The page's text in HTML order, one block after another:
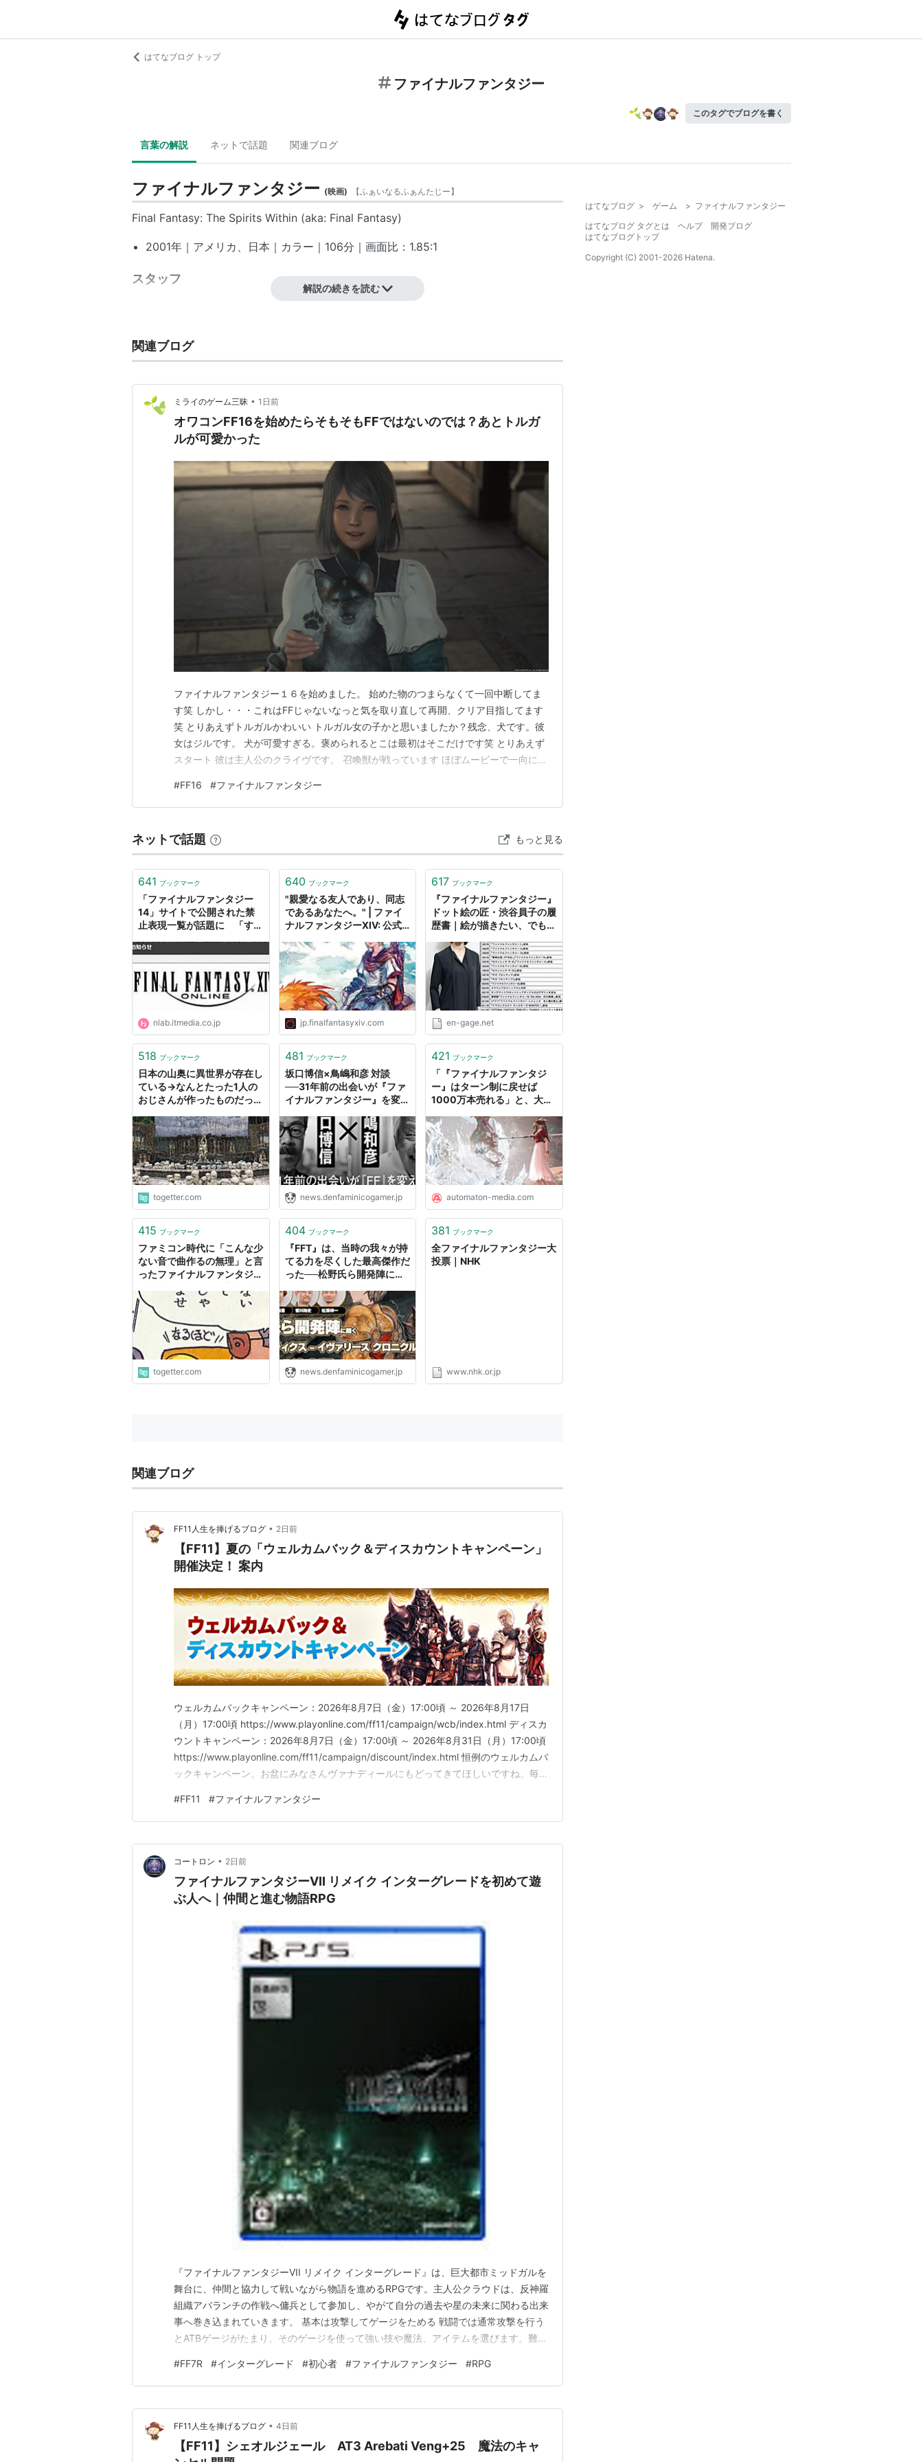
はてなブログ トップ
ファイナルファンタジー
このタグでブログを書く
言葉の解説 ネットで話題 関連ブログ
ファイナルファンタジー (映画) 【ふぁいなるふぁんたじー】
Final Fantasy: The Spirits Within (aka: Final Fantasy)
2001年｜アメリカ、日本｜カラー｜106分｜画面比：1.85:1
スタッフ
脚本：アル・ライナート
音楽：エリオット・ゴールデンサール
キャスト
ミン・ナ
アレック・ボールドウィン
ジェームズ・ウッズ
スティーヴ・ブシェーミ
2065年、人類は謎の地球外生命体ファントムの侵入を受け、滅亡寸前となっていた。
武力に頼ってのファントム制圧を狙う軍部に対し、科学者アキは他の方法でないと撃退
できないと考えていた。アキは自分が繰り返し見る夢にヒントがあると思っていた
人気ゲーム『ファイナルファンタジー』生みの親である坂口博信自身が、脚本と監督を
手掛けた大作フルCGアニメ。製作元スクウェアはハワイにスタジオを新設し、当時と
しては最新鋭の技術を注ぎ込んだが、映画の興行的な失敗により会社は痛手を受け、坂
口自身も退社することになってしまう。
ファイナルファンタジー
ゲーム性もさることながら、グラフィック面・サウンド面でもクオリティが高く、これ
近年のシリーズでは、壮大で美麗なフル3DCGで世界や登場人物が描写されている。
また、天野喜孝がイメージイラストを描くことでも知られる。
VII〜X、XIIIについては野村哲也がメインイラストを担当している。
ファイナルファンタジーの略称について
今日では、ファイナルファンタジーは「ファイファン」ではなく「FF」と略すのが一般
的である。
キーワード「FF」も参照のこと。
シリーズ作品一覧
ファミリーコンピュータ
Final Fantasy I (FFI,FF1)
Final Fantasy II (FFII, FF2)
Final Fantasy III (FFIII, FF3)
Final Fantasy I・II
スーパーファミコン
Final Fantasy IV (FFIV, FF4)
Final Fantasy V (FFV, FF5)
Final Fantasy VI (FFVI, FF6)
ファイナルファンタジーUSA ミスティッククエスト
プレイステーション
Final Fantasy VII (FFVII, FF7)
Final Fantasy VIII (FFVIII, FF8)
プレイステーション2
FINAL FANTASY X-2 (FFX-2, FF10-2)
FINAL FANTASY XI (FFXI, FF11) …… MMORPG
FINAL FANTASY XI ジラートの幻影(拡張パック1)
FINAL FANTASY XI アトルガンの秘宝(拡張パック3)
FINAL FANTASY XI アルタナの神兵(拡張パック4)
Final Fantasy XII (FFXII, FF12)
DIRGE OF CERBERUS -FINAL FANTASY VII-
DCFFVII,DCFF7)
FINAL FANTASY XIII (FFXIII, FF13)
FINAL FANTASY XIV(FFXIV,FF14)
FINAL FANTASY XIII-2(FFXIII-2, FF13-2)
FINAL FANTASY Versus XIII
FINAL FANTASY (FFI,FF1) (発売元：マイクロキャビン)
ゲームボーイアドバンス
FINAL FANTASY VI ADVANCE
FINAL FANTASY CRYSTAL CHRONICLES(FFCC)
FINAL FANTASY III
FINAL FANTASY XII REVENANT WINGS ( FFXIIRW , FF12RW )
FINAL FANTASY CRYSTAL CHRONICLES Ring of Fates(FFCC RoF,FFCCRoF)
FINAL FANTASY TACTICS A2 封穴のグリモア(FFTA2)
FINAL FANTASY CRYSTAL CHRONICLES Echoes of Time( FFCC EoT ,FFCCEoT
光の4戦士 -ファイナルファンタジー外伝-
FINAL FANTASY I Anniversary Edition
FINAL FANTASY II Anniversary Edition
解説の続きを読む
関連ブログ
ミライのゲーム三昧 • 1日前
オワコンFF16を始めたらそもそもFFではないのでは？あとトルガ
ルが可愛かった
ファイナルファンタジー１６を始めました。 始めた物のつまらなくて一回中断してま
す笑 しかし・・・これはFFじゃないなっと気を取り直して再開、クリア目指してます
笑 とりあえずトルガルかわいい トルガル女の子かと思いましたか？残念、犬です。彼
女はジルです。 犬が可愛すぎる。褒められるとこは最初はそこだけです笑 とりあえず
スタート 彼は主人公のクライヴです。 召喚獣が戦っています ほぼムービーで一向にゲ
そして話はクライヴの過去。ロザリア王国。 彼はロザリアの国主の子息にあたりま
す。 チュートリアル戦闘開始。マードック将…
#FF16 #ファイナルファンタジー
ネットで話題 もっと見る
641 ブックマーク
「ファイナルファンタジー
14」サイトで公開された禁
止表現一覧が話題に 「すば
い」と称賛集まる（1/2） |
ねとらぼ
nlab.itmedia.co.jp
640 ブックマーク
"親愛なる友人であり、同志
であるあなたへ。" | ファイ
ナルファンタジーXIV: 公式
jp.finalfantasyxiv.com
617 ブックマーク
『ファイナルファンタジー』
ドット絵の匠・渋谷員子の履
歴書｜絵が描きたい、でも、
ガイド
en-gage.net
518 ブックマーク
日本の山奥に異世界が存在し
ている→なんとたった1人の
おじさんが作ったものだっ
ァイナルファンタジー感すご
い」
togetter.com
481 ブックマーク
坂口博信×鳥嶋和彦 対談
──31年前の出会いが『ファ
イナルファンタジー』を変
生み出し、そして『ファンタ
ジアン』という名の遺言が完
成した
news.denfaminicogamer.jp
421 ブックマーク
「『ファイナルファンタジ
ー』はターン制に戻せば
1000万本売れる」と、大ヒ
ート3』開発者がつぶやき議
論白熱。そう単純ではなさそ
う - AUTOMATON
automaton-media.com
415 ブックマーク
ファミコン時代に「こんな少
ない音で曲作るの無理」と言
ったファイナルファンタジー
しが強者すぎた
togetter.com
404 ブックマーク
『FFT』は、当時の我々が持
てる力を尽くした最高傑作だ
った──松野氏ら開発陣に聞
ータクティクス - イヴァリー
ス クロニクルズ』が目指し
た、「『FFT』の決定版」と
は
news.denfaminicogamer.jp
381 ブックマーク
全ファイナルファンタジー大
投票｜NHK
www.nhk.or.jp
関連ブログ
FF11人生を捧げるブログ • 2日前
【FF11】夏の「ウェルカムバック＆ディスカウントキャンペーン」
開催決定！ 案内
ウェルカムバックキャンペーン：2026年8月7日（金）17:00頃 ～ 2026年8月17日
（月）17:00頃 https://www.playonline.com/ff11/campaign/wcb/index.html ディスカ
ウントキャンペーン：2026年8月7日（金）17:00頃 ～ 2026年8月31日（月）17:00頃
https://www.playonline.com/ff11/campaign/discount/index.html 恒例のウェルカムバ
ックキャンペーン。お盆にみなさんヴァナディールにもどってきてほしいですね。毎度
#FF11 #ファイナルファンタジー
コートロン • 2日前
ファイナルファンタジーVII リメイク インターグレードを初めて遊
ぶ人へ｜仲間と進む物語RPG
『ファイナルファンタジーVII リメイク インターグレード』は、巨大都市ミッドガルを
舞台に、仲間と協力して戦いながら物語を進めるRPGです。主人公クラウドは、反神羅
組織アバランチの作戦へ傭兵として参加し、やがて自分の過去や星の未来に関わる出来
事へ巻き込まれていきます。 基本は攻撃してゲージをためる 戦闘では通常攻撃を行う
とATBゲージがたまり、そのゲージを使って強い技や魔法、アイテムを選びます。難し
を選ぶ流れを意識すると進めやすくなります。 アクションが苦手でも、戦い方を調整
できる難易度が用意されています。ゆっくりコ…
#FF7R #インターグレード #初心者 #ファイナルファンタジー #RPG
FF11人生を捧げるブログ • 4日前
【FF11】シェオルジェール AT3 Arebati Veng+25 魔法のキャ
はてなブログ > ゲーム > ファイナルファンタジー
はてなブログ タグとは
ヘルプ
開発ブログ
はてなブログトップ
Copyright (C) 2001-2026 Hatena.